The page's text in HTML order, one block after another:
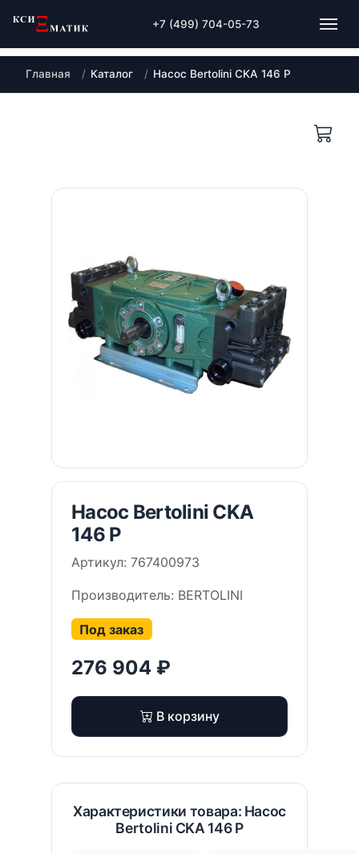
+7 (499) 704-05-73
Главная Каталог Насос Bertolini CKA 146 P
Насос Bertolini CKA
146 P
Артикул: 767400973
Производитель: BERTOLINI
Под заказ
276 904 ₽
В корзину
Характеристики товара: Насос
Bertolini CKA 146 P